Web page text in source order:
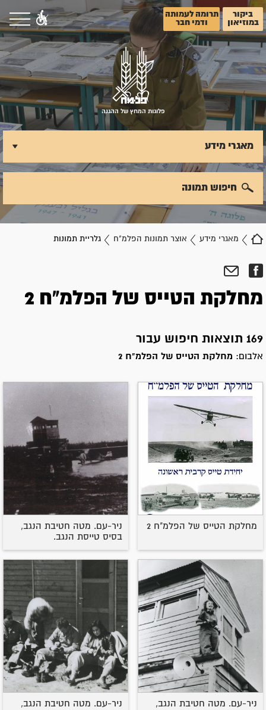
ביקור
במוזיאון
תרומה לעמותה
ודמי חבר
פלוגות המחץ של ההגנה
מאגרי מידע אוצר תמונות הפלמ"ח גלריית תמונות
מאגרי מידע
חיפוש תמונה
מחלקת הטייס של הפלמ"ח 2
169 תוצאות חיפוש עבור
אלבום: מחלקת הטייס של הפלמ"ח 2
מחלקת הטייס של הפלמ"ח 2
ניר-עם. מטה חטיבת הנגב,
בסיס טייסת הנגב.
ניר-עם. מטה חטיבת הנגב,
ניר-עם. מטה חטיבת הנגב,